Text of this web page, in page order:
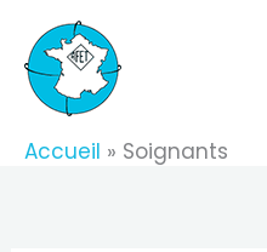
contenu
Accueil Soignants